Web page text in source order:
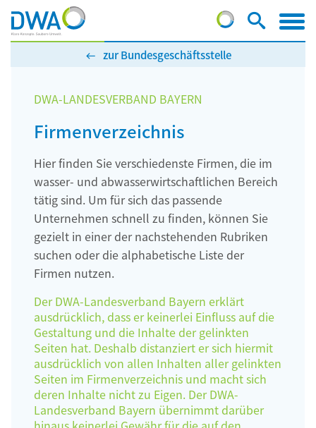
zur Bundesgeschäftsstelle
DWA-LANDESVERBAND BAYERN
Firmenverzeichnis
Hier finden Sie verschiedenste Firmen, die im
wasser- und abwasserwirtschaftlichen Bereich
tätig sind. Um für sich das passende
Unternehmen schnell zu finden, können Sie
gezielt in einer der nachstehenden Rubriken
suchen oder die alphabetische Liste der
Firmen nutzen.
Der DWA-Landesverband Bayern erklärt
ausdrücklich, dass er keinerlei Einfluss auf die
Gestaltung und die Inhalte der gelinkten
Seiten hat. Deshalb distanziert er sich hiermit
ausdrücklich von allen Inhalten aller gelinkten
Seiten im Firmenverzeichnis und macht sich
deren Inhalte nicht zu Eigen. Der DWA-
Landesverband Bayern übernimmt darüber